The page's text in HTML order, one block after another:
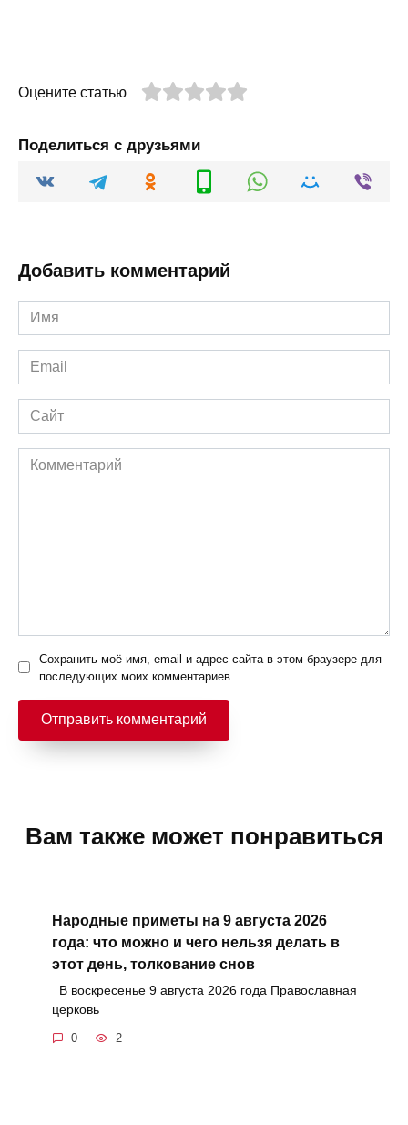
Оцените статью
Поделиться с друзьями
Добавить комментарий
Имя
*
Email
*
Сайт
Комментарий
Сохранить моё имя, email и адрес сайта в этом браузере для
последующих моих комментариев.
Вам также может понравиться
Народные приметы на 9 августа 2026
года: что можно и чего нельзя делать в
этот день, толкование снов
В воскресенье 9 августа 2026 года Православная
церковь
0 2